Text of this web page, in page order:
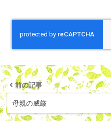
前の記事
母親の威厳